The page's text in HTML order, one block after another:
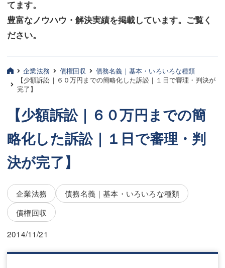
みずほ中央の特長・実質編
みずほ中央の特長・形式編
三平 聡史
坂本 陽一
桶川 聡
三平 隆史
吉元 優仁
小川 祐
弁護士費用
不動産
てます。
豊富なノウハウ・解決実績を掲載しています。ご覧く
ださい。
みずほ中央の特長・実質編
みずほ中央の特長・形式編
三平 聡史
坂本 陽一
桶川 聡
三平 隆史
吉元 優仁
弁護士費用
不動産
相続・遺言
企業法務 債権回収
債務名義｜基本・いろいろな種類
【少額訴訟｜６０万円までの簡略化した訴訟｜１日で審理・判決が
完了】
【少額訴訟｜６０万円までの簡
略化した訴訟｜１日で審理・判
決が完了】
企業法務
債務名義｜基本・いろいろな種類
債権回収
2014/11/21